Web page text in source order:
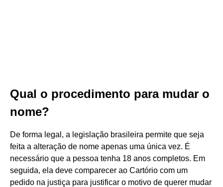
Qual o procedimento para mudar o
nome?
De forma legal, a legislação brasileira permite que seja
feita a alteração de nome apenas uma única vez. É
necessário que a pessoa tenha 18 anos completos. Em
seguida, ela deve comparecer ao Cartório com um
pedido na justiça para justificar o motivo de querer mudar